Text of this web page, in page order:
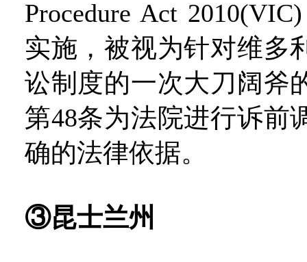
Procedure Act
实施，被视为针对维多
讼制度的一次大刀阔斧
第48条为法院进行诉前
确的法律依据。
③昆士兰州